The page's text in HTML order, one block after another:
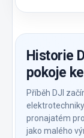
Historie
pokoje
Příběh DJI
pronajatém
jako malého